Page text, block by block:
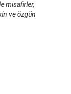
misafirler,
ve özgün